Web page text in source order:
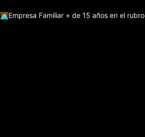
👩‍💻Empresa Familiar + de 15 años en el rubro